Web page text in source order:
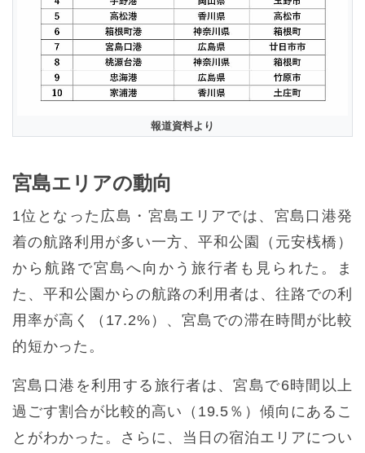
報道資料より
宮島エリアの動向
1位となった広島・宮島エリアでは、宮島口港発
着の航路利用が多い一方、平和公園（元安桟橋）
から航路で宮島へ向かう旅行者も見られた。ま
た、平和公園からの航路の利用者は、往路での利
用率が高く（17.2%）、宮島での滞在時間が比較
的短かった。
宮島口港を利用する旅行者は、宮島で6時間以上
過ごす割合が比較的高い（19.5％）傾向にあるこ
とがわかった。さらに、当日の宿泊エリアについ